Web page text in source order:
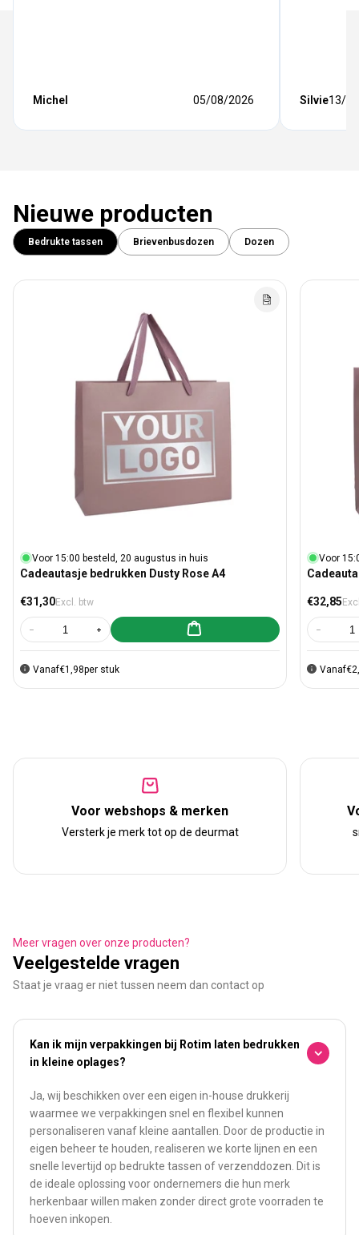
Michel 05/08/2026 Silvie13/
Nieuwe producten
Bedrukte tassen Brievenbusdozen Dozen
Voor 15:00 besteld, 20 augustus in huis
Cadeautasje bedrukken Dusty Rose A4
Normale prijs
€31,30Excl. btw
Aantal verlagen voor Cadeautasje bedrukken Dusty Rose A4
Aantal verhogen voor Cadeautasje bedrukken Dusty
Aan winkelwagen toevoegen
Vanaf€1,98per stuk
Voor
Normale
€32,85
Aantal
Vanaf
Voor webshops & merken
Versterk je merk tot op de deurmat
Meer vragen over onze producten?
Veelgestelde vragen
Staat je vraag er niet tussen neem dan contact op
Kan ik mijn verpakkingen bij Rotim laten bedrukken
in kleine oplages?
Ja, wij beschikken over een eigen in-house drukkerij
waarmee we verpakkingen snel en flexibel kunnen
personaliseren vanaf kleine aantallen. Door de productie in
eigen beheer te houden, realiseren we korte lijnen en een
snelle levertijd op bedrukte tassen of verzenddozen. Dit is
de ideale oplossing voor ondernemers die hun merk
herkenbaar willen maken zonder direct grote voorraden te
hoeven inkopen.